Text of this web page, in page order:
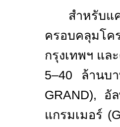
สำหรับ
ครอบคลุมโ
กรุงเทพฯ แล
5–40 ล้านบ
GRAND), อั
แกรมเมอร์ (